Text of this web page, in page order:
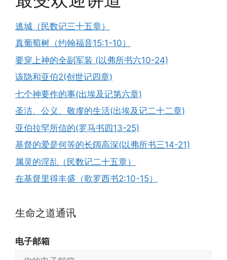
逃城（民数记三十五章）
真葡萄树（约翰福音15:1-10）
要穿上神的全副军装 (以弗所书六10-24)
该隐和亚伯2(创世记四章)
七个神要作的事(出埃及记第六章)
圣洁、公义、敬虔的生活(出埃及记二十二章)
亚伯拉罕所信的(罗马书四13-25)
基督的爱是何等的长阔高深(以弗所书三14-21)
属灵的淫乱（民数记二十五章）
在基督里得丰盛（歌罗西书2:10-15）
生命之道通讯
电子邮箱